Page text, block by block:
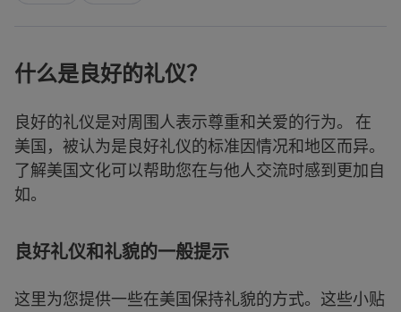
什么是良好的礼仪？
良好的礼仪是对周围人表示尊重和关爱的行为。 在
美国，被认为是良好礼仪的标准因情况和地区而异。
了解美国文化可以帮助您在与他人交流时感到更加自
如。
良好礼仪和礼貌的一般提示
这里为您提供一些在美国保持礼貌的方式。这些小贴